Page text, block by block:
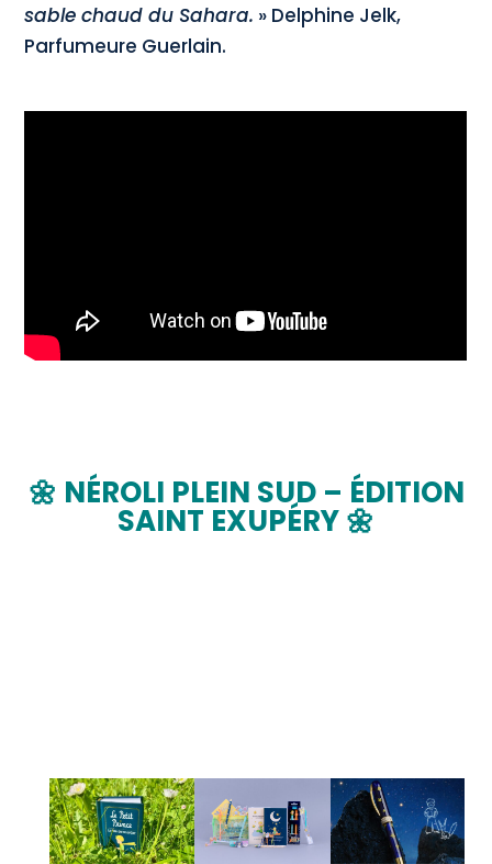
sable chaud du Sahara. » Delphine Jelk,
Parfumeure Guerlain.
🌼 NÉROLI PLEIN SUD – ÉDITION
SAINT EXUPÉRY 🌼